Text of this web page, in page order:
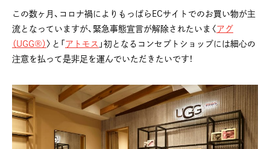
この数ヶ月、コロナ禍によりもっぱらECサイトでのお買い物が主
流となっていますが、緊急事態宣言が解除されたいま〈 アグ
（UGG®） 〉と「 アトモス 」初となるコンセプトショップには細心の
注意を払って是非足を運んでいただきたいです！